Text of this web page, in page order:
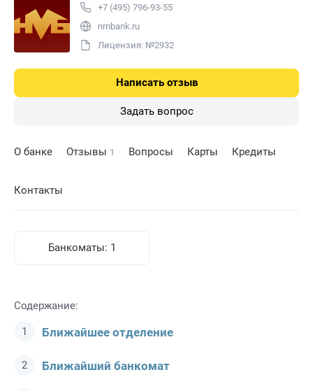
+7 (495) 796-93-55
nmbank.ru
Лицензия: №2932
Написать отзыв
Задать вопрос
О банке Отзывы 1 Вопросы Карты Кредиты
Контакты
Банкоматы: 1
Содержание:
Ближайшее отделение
Ближайший банкомат